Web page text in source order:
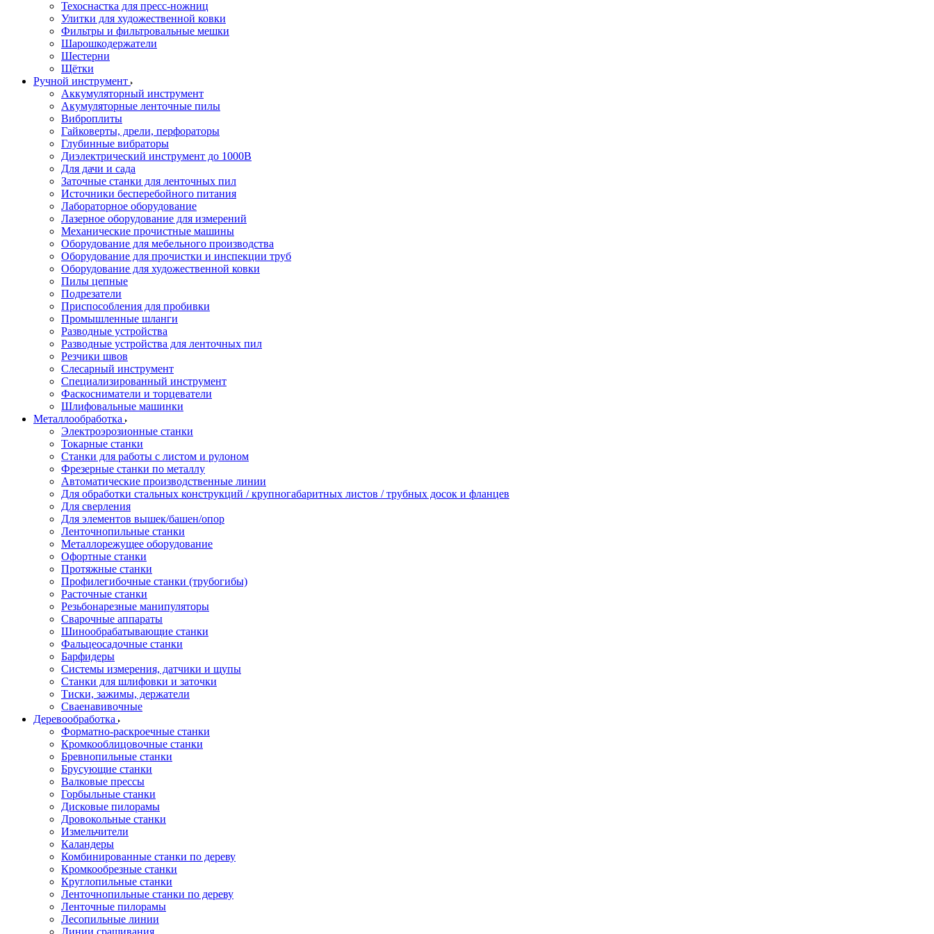
Техоснастка для пресс-ножниц
Улитки для художественной ковки
Фильтры и фильтровальные мешки
Шарошкодержатели
Шестерни
Щётки
Ручной инструмент
Аккумуляторный инструмент
Акумуляторные ленточные пилы
Виброплиты
Гайковерты, дрели, перфораторы
Глубинные вибраторы
Диэлектрический инструмент до 1000В
Для дачи и сада
Заточные станки для ленточных пил
Источники бесперебойного питания
Лабораторное оборудование
Лазерное оборудование для измерений
Механические прочистные машины
Оборудование для мебельного производства
Оборудование для прочистки и инспекции труб
Оборудование для художественной ковки
Пилы цепные
Подрезатели
Приспособления для пробивки
Промышленные шланги
Разводные устройства
Разводные устройства для ленточных пил
Резчики швов
Слесарный инструмент
Специализированный инструмент
Фаскосниматели и торцеватели
Шлифовальные машинки
Металлообработка
Электроэрозионные станки
Токарные станки
Станки для работы с листом и рулоном
Фрезерные станки по металлу
Автоматические производственные линии
Для обработки стальных конструкций / крупногабаритных листов / трубных досок и фланцев
Для сверления
Для элементов вышек/башен/опор
Ленточнопильные станки
Металлорежущее оборудование
Офортные станки
Протяжные станки
Профилегибочные станки (трубогибы)
Расточные станки
Резьбонарезные манипуляторы
Сварочные аппараты
Шинообрабатывающие станки
Фальцеосадочные станки
Барфидеры
Системы измерения, датчики и щупы
Станки для шлифовки и заточки
Тиски, зажимы, держатели
Cваенавивочные
Деревообработка
Форматно-раскроечные станки
Кромкооблицовочные станки
Бревнопильные станки
Брусующие станки
Валковые прессы
Горбыльные станки
Дисковые пилорамы
Дровокольные станки
Измельчители
Каландеры
Комбинированные станки по дереву
Кромкообрезные станки
Круглопильные станки
Ленточнопильные станки по дереву
Ленточные пилорамы
Лесопильные линии
Линии сращивания